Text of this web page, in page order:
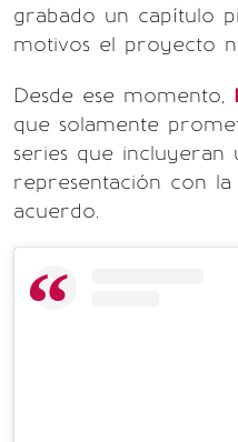
grabado un capítulo
motivos el proyecto
Desde ese momento,
que solamente
series que incluyeran
representación con
acuerdo.